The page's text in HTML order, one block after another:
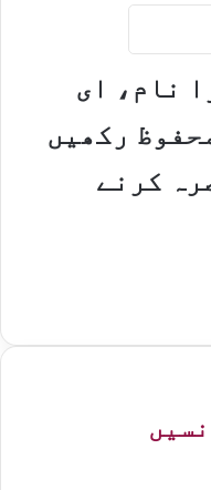
نام، ای
رکھیں
کرنے